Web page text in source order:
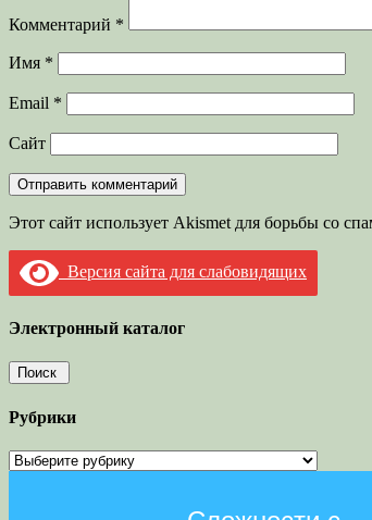
Комментарий *
Имя *
Email *
Сайт
Этот сайт использует Akismet для борьбы со
Версия сайта для слабовидящих
Электронный каталог
Рубрики
Рубрики